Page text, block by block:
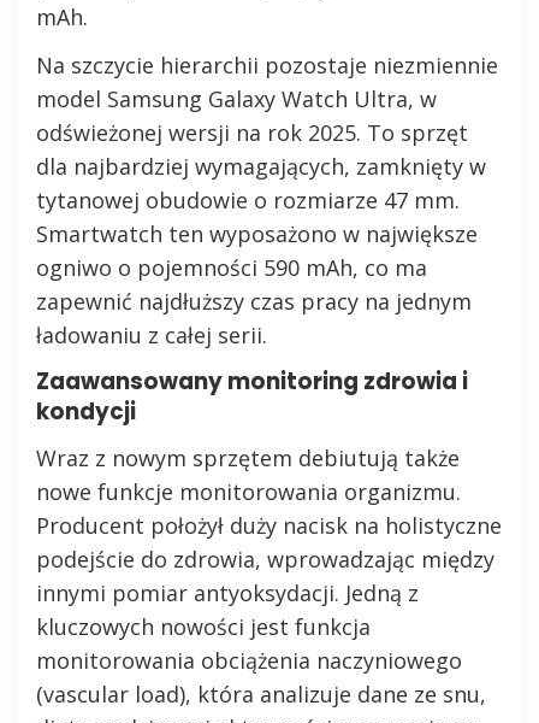
mAh.
Na szczycie hierarchii pozostaje niezmiennie
model Samsung Galaxy Watch Ultra, w
odświeżonej wersji na rok 2025. To sprzęt
dla najbardziej wymagających, zamknięty w
tytanowej obudowie o rozmiarze 47 mm.
Smartwatch ten wyposażono w największe
ogniwo o pojemności 590 mAh, co ma
zapewnić najdłuższy czas pracy na jednym
ładowaniu z całej serii.
Zaawansowany monitoring zdrowia i
kondycji
Wraz z nowym sprzętem debiutują także
nowe funkcje monitorowania organizmu.
Producent położył duży nacisk na holistyczne
podejście do zdrowia, wprowadzając między
innymi pomiar antyoksydacji. Jedną z
kluczowych nowości jest funkcja
monitorowania obciążenia naczyniowego
(vascular load), która analizuje dane ze snu,